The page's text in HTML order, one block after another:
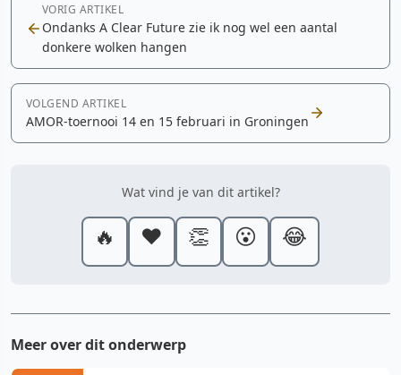
VORIG ARTIKEL
Ondanks A Clear Future zie ik nog wel een aantal
donkere wolken hangen
VOLGEND ARTIKEL
AMOR-toernooi 14 en 15 februari in Groningen
Wat vind je van dit artikel?
🔥 ❤️ 👏 😮 😂
Meer over dit onderwerp